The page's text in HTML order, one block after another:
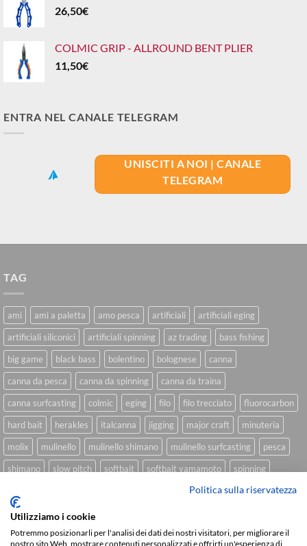
26,50€
COLMIC GRIP - ALLROUND BENT PLIER
11,50€
ENTRA NEL CANALE TELEGRAM
UNISCITI A NOI | CANALE
TELEGRAM
TAG
ami ami a paletta amo pesca artificiali
artificiali eging
artificiali siliconici
artificiali spinning az trading
bass fishing
big game
black bass bolentino bolognese
canna
canna da pesca
canna da spinning
canna da traina
canna surfcasting
colmic eging filo filo trecciato
fluorocarbon
hard bait
herakles italcanna jigging major craft
minuteria
molix
mulinello mulinello shimano mulinello surfcasting
pesca
shimano
slow pitch softbait softbait yamamoto
spinning
trecciato trolling tubertini
Politica sulla riservatezza
Utilizziamo i cookie
Potremmo posizionarli per l'analisi dei dati dei nostri visitatori, per migliorare il
nostro sito Web, mostrare contenuti personalizzati e offrirti un'esperienza di